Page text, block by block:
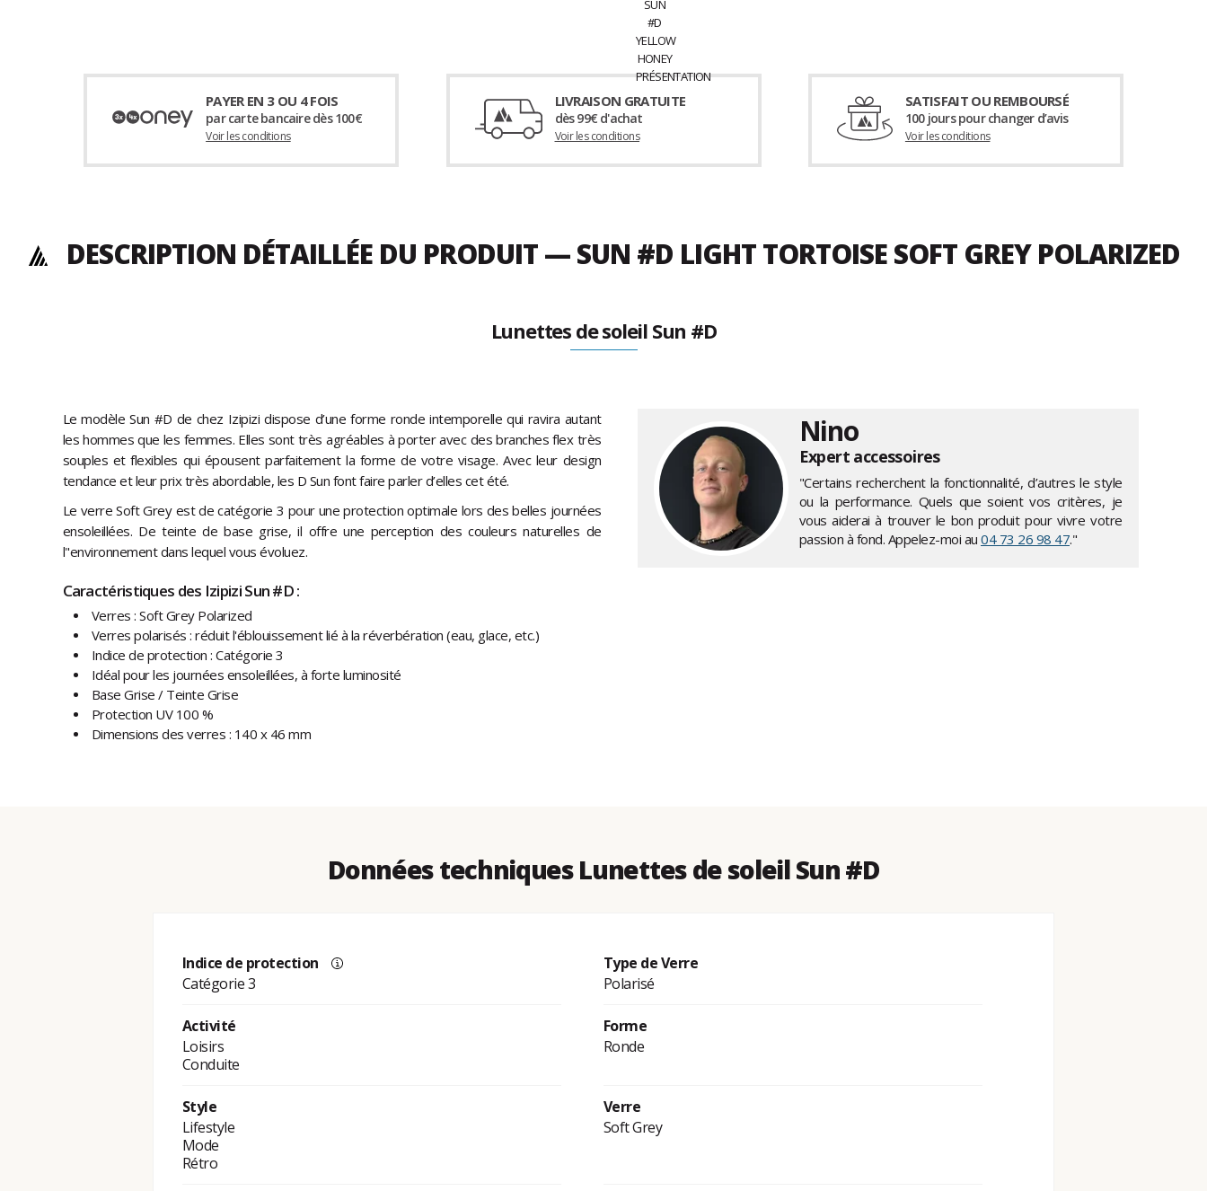
PAYER EN 3 OU 4 FOIS
par carte bancaire dès 100€
Voir les conditions
LIVRAISON GRATUITE
dès 99€ d'achat
Voir les conditions
SATISFAIT OU REMBOURSÉ
100 jours pour changer d’avis
Voir les conditions
DESCRIPTION DÉTAILLÉE DU PRODUIT — SUN #D LIGHT TORTOISE SOFT GREY POLARIZED
Lunettes de soleil Sun #D
Le modèle Sun #D de chez Izipizi dispose d’une forme ronde intemporelle qui ravira autant
les hommes que les femmes. Elles sont très agréables à porter avec des branches flex très
souples et flexibles qui épousent parfaitement la forme de votre visage. Avec leur design
tendance et leur prix très abordable, les D Sun font faire parler d’elles cet été.
Le verre Soft Grey est de catégorie 3 pour une protection optimale lors des belles journées
ensoleillées. De teinte de base grise, il offre une perception des couleurs naturelles de
l"environnement dans lequel vous évoluez.
Caractéristiques des Izipizi Sun #D :
Verres : Soft Grey Polarized
Verres polarisés : réduit l'éblouissement lié à la réverbération (eau, glace, etc.)
Indice de protection : Catégorie 3
Idéal pour les journées ensoleillées, à forte luminosité
Base Grise / Teinte Grise
Protection UV 100 %
Dimensions des verres : 140 x 46 mm
Nino
Expert accessoires
"Certains recherchent la fonctionnalité, d’autres le style
ou la performance. Quels que soient vos critères, je
vous aiderai à trouver le bon produit pour vivre votre
passion à fond. Appelez-moi au 04 73 26 98 47."
Données techniques Lunettes de soleil Sun #D
Indice de protection
Catégorie 3
Type de Verre
Polarisé
Activité
Loisirs
Conduite
Forme
Ronde
Style
Lifestyle
Mode
Rétro
Verre
Soft Grey